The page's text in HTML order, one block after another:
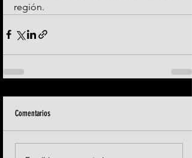
región.
Comentarios